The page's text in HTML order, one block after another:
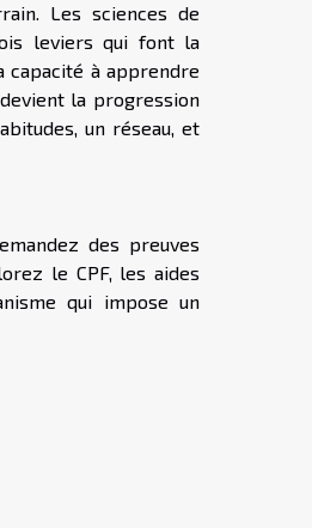
Les sciences de
leviers qui font la
capacité à apprendre
la progression
un réseau, et
des preuves
le CPF, les aides
qui impose un